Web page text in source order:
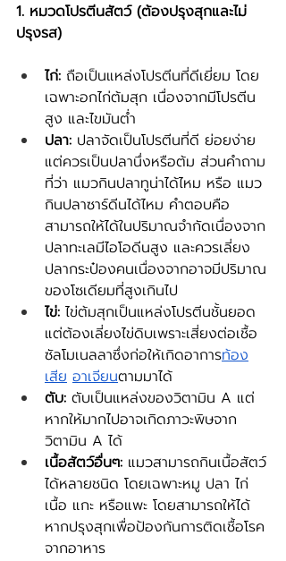
1. หมวดโปรตีนสัตว์ (ต้องปรุงสุกและไม่
ปรุงรส)
ไก่: ถือเป็นแหล่งโปรตีนที่ดีเยี่ยม โดย
เฉพาะอกไก่ต้มสุก เนื่องจากมีโปรตีน
สูง และไขมันต่ำ
ปลา: ปลาจัดเป็นโปรตีนที่ดี ย่อยง่าย
แต่ควรเป็นปลานึ่งหรือต้ม ส่วนคำถาม
ที่ว่า แมวกินปลาทูน่าได้ไหม หรือ แมว
กินปลาซาร์ดีนได้ไหม คำตอบคือ
สามารถให้ได้ในปริมาณจำกัดเนื่องจาก
ปลาทะเลมีไอโอดีนสูง และควรเลี่ยง
ปลากระป๋องคนเนื่องจากอาจมีปริมาณ
ของโซเดียมที่สูงเกินไป
ไข่: ไข่ต้มสุกเป็นแหล่งโปรตีนชั้นยอด
แต่ต้องเลี่ยงไข่ดิบเพราะเสี่ยงต่อเชื้อ
ซัลโมเนลลาซึ่งก่อให้เกิดอาการท้อง
เสีย อาเจียนตามมาได้
ตับ: ตับเป็นแหล่งของวิตามิน A แต่
หากให้มากไปอาจเกิดภาวะพิษจาก
วิตามิน A ได้
เนื้อสัตว์อื่นๆ: แมวสามารถกินเนื้อสัตว์
ได้หลายชนิด โดยเฉพาะหมู ปลา ไก่
เนื้อ แกะ หรือแพะ โดยสามารถให้ได้
หากปรุงสุกเพื่อป้องกันการติดเชื้อโรค
จากอาหาร